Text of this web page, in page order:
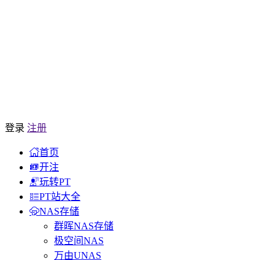
登录 注册
首页
开注
玩转PT
PT站大全
NAS存储
群晖NAS存储
极空间NAS
万由UNAS